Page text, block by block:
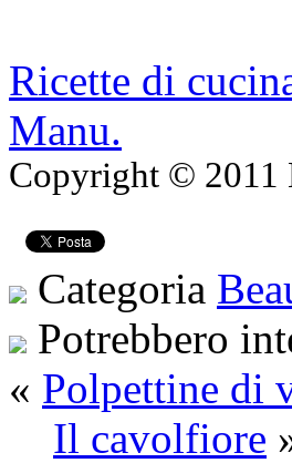
Ricette di
Manu.
Copyright © 2011
Categoria
Potrebbero
« Polpettine di
Il cavolfiore